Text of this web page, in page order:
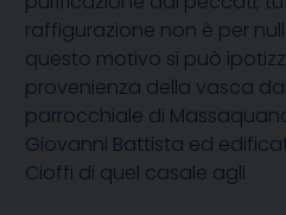
raffigurazione non è per
questo motivo si può
provenienza della vasca
parrocchiale di
Giovanni Battista ed
Cioffi di quel casale agli